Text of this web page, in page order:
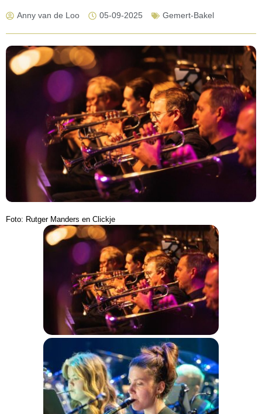
Anny van de Loo 05-09-2025 Gemert-Bakel
Foto: Rutger Manders en Clickje